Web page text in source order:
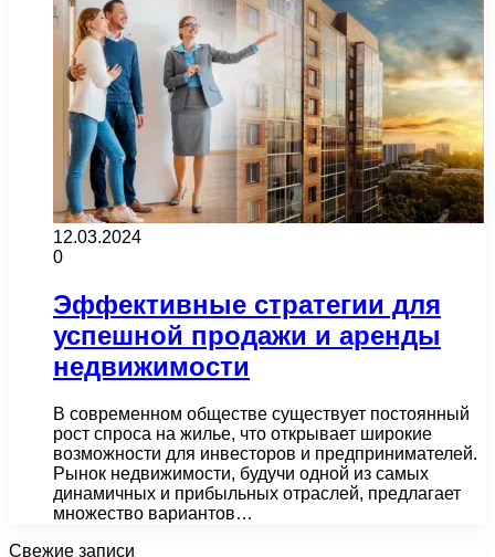
12.03.2024
0
Эффективные стратегии для
успешной продажи и аренды
недвижимости
В современном обществе существует постоянный
рост спроса на жилье, что открывает широкие
возможности для инвесторов и предпринимателей.
Рынок недвижимости, будучи одной из самых
динамичных и прибыльных отраслей, предлагает
множество вариантов…
Свежие записи